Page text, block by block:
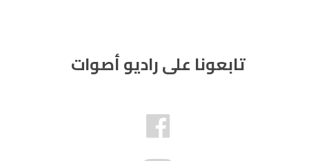
تابعونا على راديو أصوات